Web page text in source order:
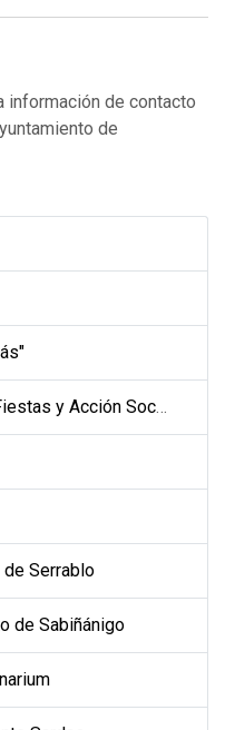
información de contacto
de
Cultura, Deportes, Promoción, Fiestas y Acción Social
Serrablo
de Sabiñánigo